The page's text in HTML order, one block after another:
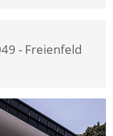
- Freienfeld